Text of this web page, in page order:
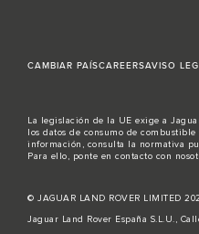
CAMBIAR PAÍSCAREERSAVISO
La legislación de la UE exige a
los datos de consumo de
información, consulta la normativa
Para ello,
ponte en contacto con
© JAGUAR LAND ROVER LIMITED
Jaguar Land Rover España S.L.U.,